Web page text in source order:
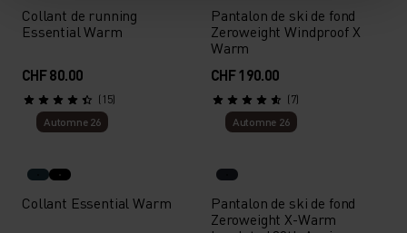
Collant de running
Essential Warm
CHF 80.00
(15)
Pantalon de ski de fond
Zeroweight Windproof X
Warm
CHF 190.00
(7)
Automne 26
Collant Essential Warm
Automne 26
Pantalon de ski de fond
Zeroweight X-Warm